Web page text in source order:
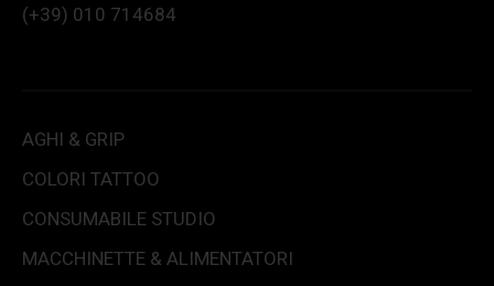
(+39) 010 714684
AGHI & GRIP
COLORI TATTOO
CONSUMABILE STUDIO
MACCHINETTE & ALIMENTATORI